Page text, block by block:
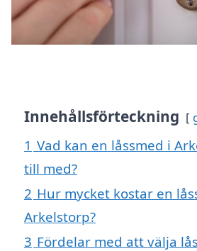
Innehållsförteckning
1 Vad kan en låssmed i
till med?
2 Hur mycket kostar en
Arkelstorp?
3 Fördelar med att välja